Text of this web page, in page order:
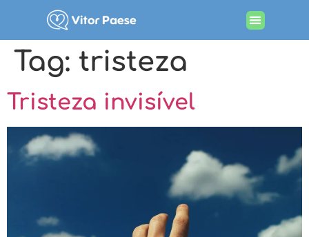
Tag: tristeza
Tristeza invisível